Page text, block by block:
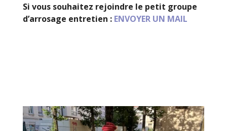
Si vous souhaitez rejoindre le petit groupe
d’arrosage entretien : ENVOYER UN MAIL